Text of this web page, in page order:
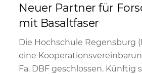
Neuer Partner für
mit Basaltfaser
Die Hochschule Regensburg
eine
Fa. DBF geschlossen. Künftig